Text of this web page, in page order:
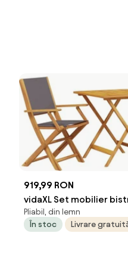
919,99 RON
vidaXL Set mobilier
textil antracit/lemn
Pliabil, din lemn
În stoc
Livrare